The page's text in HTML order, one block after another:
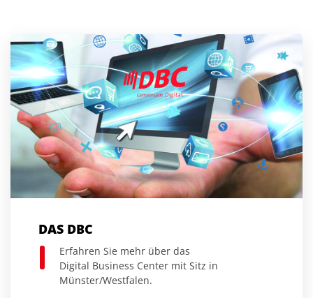
DAS DBC
Erfahren Sie mehr über das
Digital Business Center mit Sitz in
Münster/Westfalen.